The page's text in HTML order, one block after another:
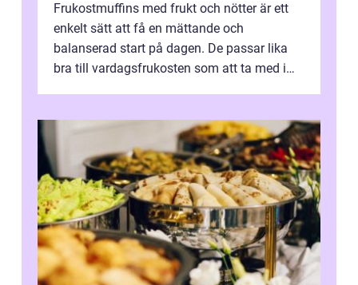
Frukostmuffins med frukt och nötter är ett
enkelt sätt att få en mättande och
balanserad start på dagen. De passar lika
bra till vardagsfrukosten som att ta med i